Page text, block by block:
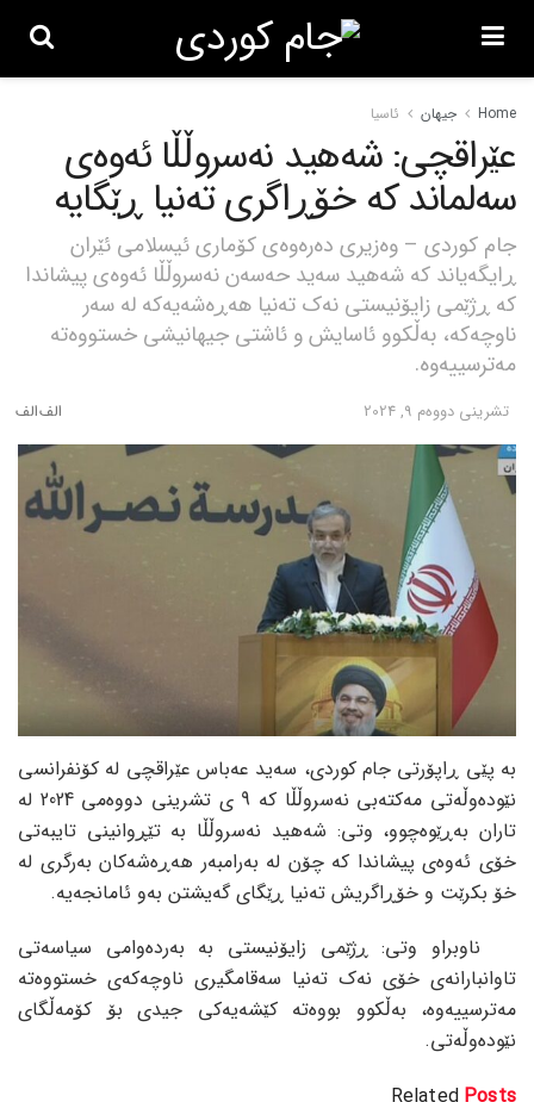
Home جیهان ئاسیا
عێراقچی: شەهید نەسروڵڵا ئەوەی
سەلماند کە خۆڕاگری تەنیا ڕێگایە
جام کوردی – وەزیری دەرەوەی کۆماری ئیسلامی ئێران
ڕایگەیاند کە شەهید سەید حەسەن نەسروڵڵا ئەوەی پیشاندا
کە ڕژێمی زایۆنیستی نەک تەنیا هەڕەشەیەکە لە سەر
ناوچەکە، بەڵکوو ئاسایش و ئاشتی جیهانیشی خستووەتە
مەترسییەوە.
تشرینی دووه‌م 9, 2024
بە پێی ڕاپۆرتی جام کوردی، سەید عەباس عێراقچی لە کۆنفرانسی
نێودەوڵەتی مەکتەبی نەسروڵڵا کە 9 ی تشرینی دووەمی 2024 لە
تاران بەڕێوەچوو، وتی: شەهید نەسروڵڵا بە تێڕوانینی تایبەتی
خۆی ئەوەی پیشاندا کە چۆن لە بەرامبەر هەڕەشەکان بەرگری لە
خۆ بکرێت و خۆڕاگریش تەنیا ڕێگای گەیشتن بەو ئامانجەیە.
ناوبراو وتی: ڕژێمی زایۆنیستی بە بەردەوامی سیاسەتی
تاوانبارانەی خۆی نەک تەنیا سەقامگیری ناوچەکەی خستووەتە
مەترسییەوە، بەڵکوو بووەتە کێشەیەکی جیدی بۆ کۆمەڵگای
نێودەوڵەتی.